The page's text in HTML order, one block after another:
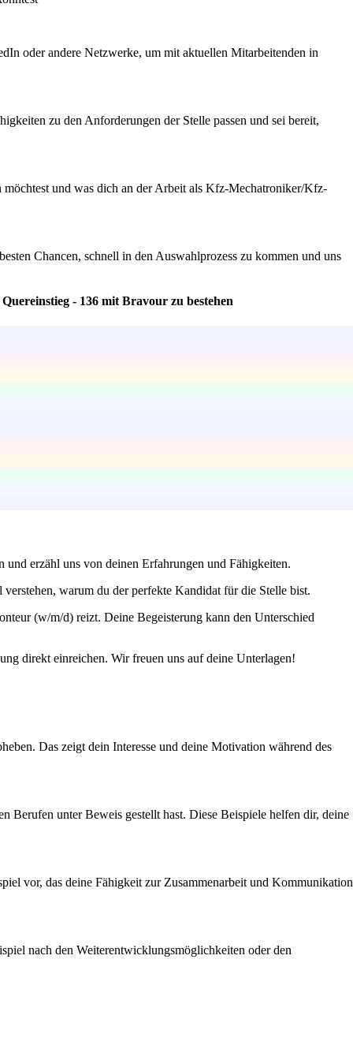
oder andere Netzwerke, um mit aktuellen Mitarbeitenden in
zu den Anforderungen der Stelle passen und sei bereit,
möchtest und was dich an der Arbeit als Kfz-Mechatroniker/Kfz-
Chancen, schnell in den Auswahlprozess zu kommen und uns
- 136 mit Bravour zu bestehen
erzähl uns von deinen Erfahrungen und Fähigkeiten.
warum du der perfekte Kandidat für die Stelle bist.
(w/m/d) reizt. Deine Begeisterung kann den Unterschied
direkt einreichen. Wir freuen uns auf deine Unterlagen!
Das zeigt dein Interesse und deine Motivation während des
Berufen unter Beweis gestellt hast. Diese Beispiele helfen dir, deine
vor, das deine Fähigkeit zur Zusammenarbeit und Kommunikation
nach den Weiterentwicklungsmöglichkeiten oder den